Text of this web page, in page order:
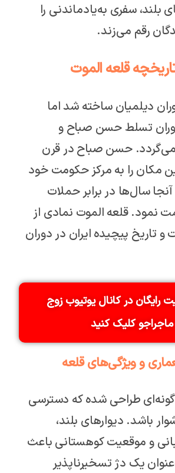
بلند، سفری به‌یادماندنی را
رقم می‌زند.
قلعه الموت
دیلمیان ساخته شد اما
تسلط حسن صباح و
حسن صباح در قرن
مکان را به مرکز حکومت خود
سال‌ها در برابر حملات
نمود. قلعه الموت نمادی از
و تاریخ پیچیده ایران در دوران
رایگان در کانال یوتیوب زوج
ماجراجو کلیک کنید
و ویژگی‌های قلعه
طراحی شده که دسترسی
باشد. دیوارهای بلند،
و موقعیت کوهستانی باعث
یک دژ تسخیرناپذیر